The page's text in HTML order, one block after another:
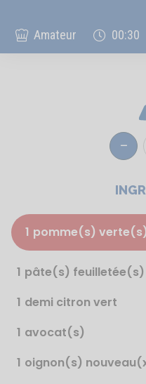
Amateur 00:30
1 pomme(s) verte(s)
1 pâte(s) feuilletée(s)
1 demi citron vert
1 avocat(s)
1 oignon(s)